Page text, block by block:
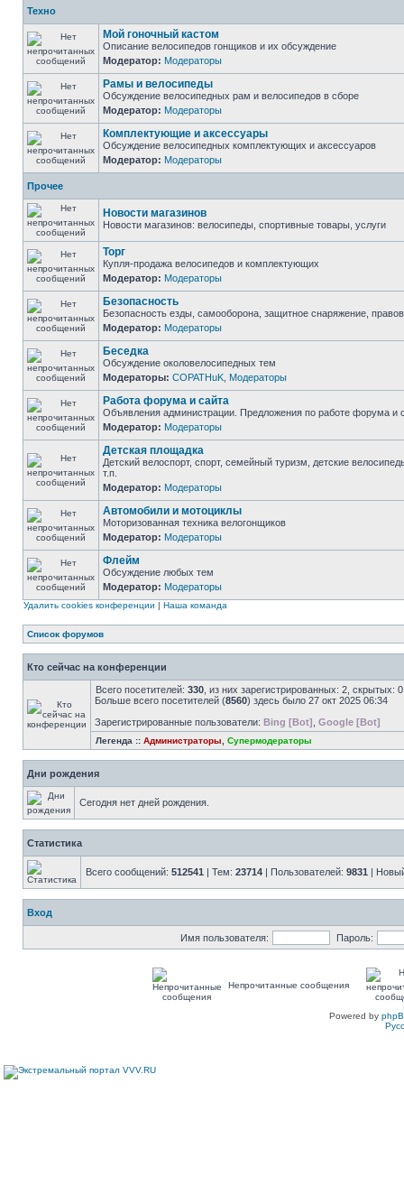
Техно
Мой гоночный кастом
Описание велосипедов гонщиков и их обсуждение
Модератор: Модераторы
Рамы и велосипеды
Обсуждение велосипедных рам и велосипедов в сборе
Модератор: Модераторы
Комплектующие и аксессуары
Обсуждение велосипедных комплектующих и аксессуаров
Модератор: Модераторы
Прочее
Новости магазинов
Новости магазинов: велосипеды, спортивные товары, услуги
Торг
Купля-продажа велосипедов и комплектующих
Модератор: Модераторы
Безопасность
Безопасность езды, самооборона, защитное снаряжение,
Модератор: Модераторы
Беседка
Обсуждение околовелосипедных тем
Модераторы: COPATHuK Модераторы
Работа форума и сайта
Объявления администрации. Предложения по работе форума и
Модератор: Модераторы
Детская площадка
Детский велоспорт, спорт, семейный туризм, детские
т.п.
Модератор: Модераторы
Автомобили и мотоциклы
Моторизованная техника велогонщиков
Модератор: Модераторы
Флейм
Обсуждение любых тем
Модератор: Модераторы
Удалить cookies конференции | Наша команда
Список форумов
Кто сейчас на конференции
Всего посетителей: 330 , из них зарегистрированных: 2, скрытых:
Больше всего посетителей (8560) здесь было 27 окт 2025 06:34
Зарегистрированные пользователи: Bing [Bot] Google [Bot]
Легенда :: Администраторы Супермодераторы
Дни рождения
Сегодня нет дней рождения.
Статистика
Всего сообщений: 512541 | Тем: 23714 | Пользователей: 9831 |
Вход
Имя пользователя: Пароль:
Непрочитанные сообщения
Powered by